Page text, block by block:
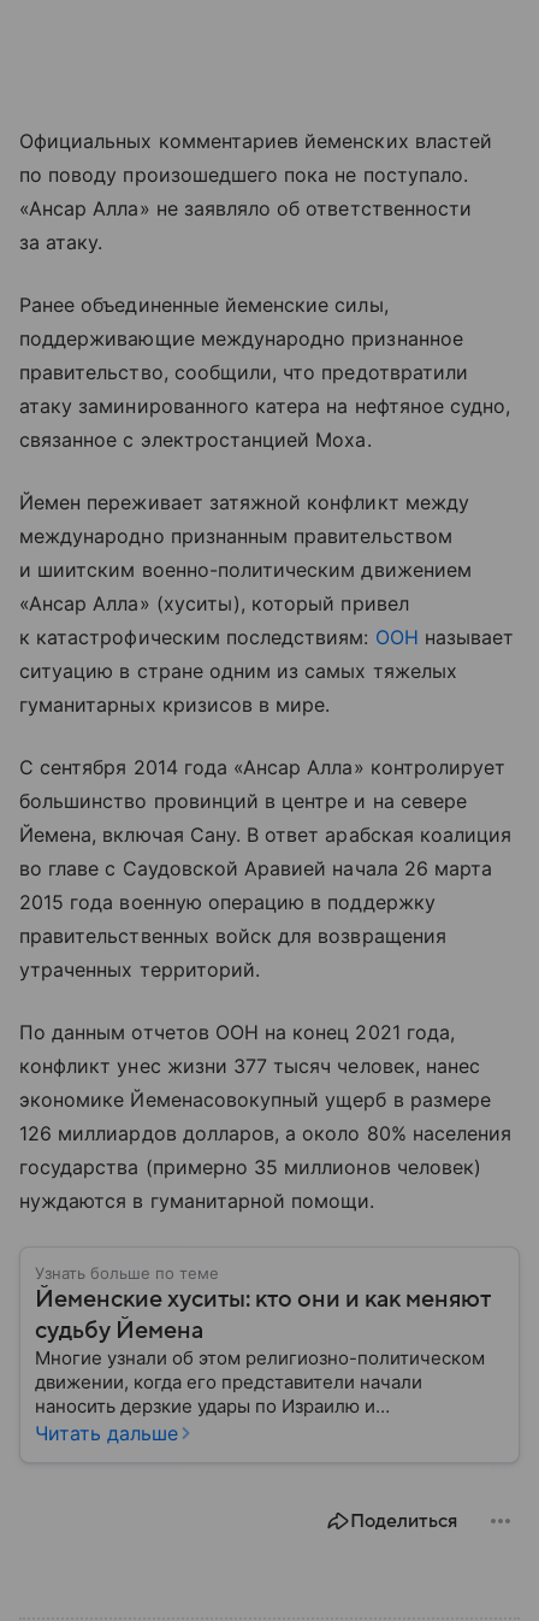
Официальных комментариев йеменских властей
по поводу произошедшего пока не поступало.
«Ансар Алла» не заявляло об ответственности
за атаку.
Ранее объединенные йеменские силы,
поддерживающие международно признанное
правительство, сообщили, что предотвратили
атаку заминированного катера на нефтяное судно,
связанное с электростанцией Моха.
Йемен переживает затяжной конфликт между
международно признанным правительством
и шиитским военно-политическим движением
«Ансар Алла» (хуситы), который привел
к катастрофическим последствиям: ООН называет
ситуацию в стране одним из самых тяжелых
гуманитарных кризисов в мире.
С сентября 2014 года «Ансар Алла» контролирует
большинство провинций в центре и на севере
Йемена, включая Сану. В ответ арабская коалиция
во главе с Саудовской Аравией начала 26 марта
2015 года военную операцию в поддержку
правительственных войск для возвращения
утраченных территорий.
По данным отчетов ООН на конец 2021 года,
конфликт унес жизни 377 тысяч человек, нанес
экономике Йеменасовокупный ущерб в размере
126 миллиардов долларов, а около 80% населения
государства (примерно 35 миллионов человек)
нуждаются в гуманитарной помощи.
Узнать больше по теме
Йеменские хуситы: кто они и как меняют
судьбу Йемена
Многие узнали об этом религиозно-политическом
движении, когда его представители начали
наносить дерзкие удары по Израилю и
терроризировать корабли, связанные с этим
рамках Ближневосточного конфликта. Подробней
Читать дальше
Поделиться